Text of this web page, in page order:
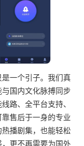
一个引子。我们真
国内文化脉搏同步
路、全平台支持、
售后于一身的专业
播剧集，也能轻松
更不再需要为国外